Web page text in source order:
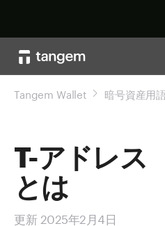
Tangem Wallet 暗号資産用
T-アドレス
とは
更新 2025年2月4日